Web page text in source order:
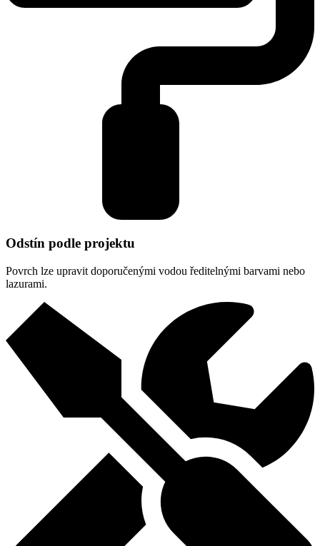
Odstín podle projektu
Povrch lze upravit doporučenými vodou ředitelnými barvami nebo
lazurami.